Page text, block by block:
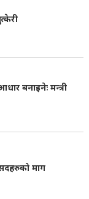
बनाइनेः मन्त्री
माग